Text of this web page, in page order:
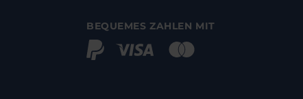
BEQUEMES ZAHLEN MIT